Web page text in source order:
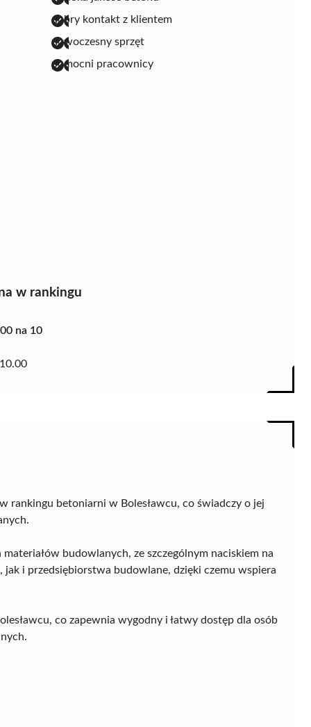
dobry kontakt z klientem
nowoczesny sprzęt
pomocni pracownicy
w rankingu
na 10
10.00
rankingu betoniarni w Bolesławcu, co świadczy o jej
budowlanych, ze szczególnym naciskiem na
i przedsiębiorstwa budowlane, dzięki czemu wspiera
co zapewnia wygodny i łatwy dostęp dla osób